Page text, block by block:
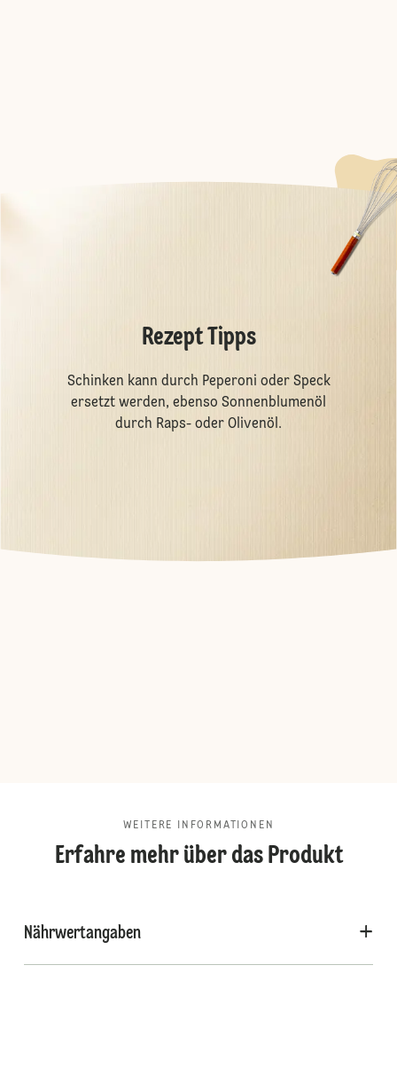
Rezept Tipps
Schinken kann durch Peperoni oder Speck
ersetzt werden, ebenso Sonnenblumenöl
durch Raps- oder Olivenöl.
WEITERE INFORMATIONEN
Erfahre mehr über das Produkt
Nährwertangaben